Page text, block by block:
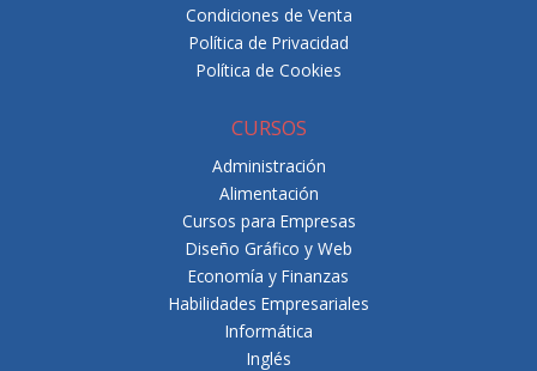
Condiciones de Venta
Política de Privacidad
Política de Cookies
CURSOS
Administración
Alimentación
Cursos para Empresas
Diseño Gráfico y Web
Economía y Finanzas
Habilidades Empresariales
Informática
Inglés